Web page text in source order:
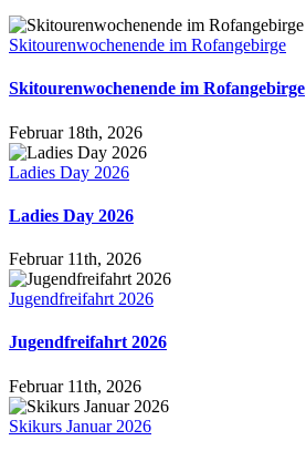
Skitourenwochenende im Rofangebirge
Skitourenwochenende im Rofangebirge
Februar 18th, 2026
Ladies Day 2026
Ladies Day 2026
Februar 11th, 2026
Jugendfreifahrt 2026
Jugendfreifahrt 2026
Februar 11th, 2026
Skikurs Januar 2026